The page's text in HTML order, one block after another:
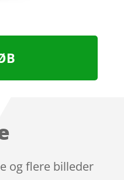
og flere billeder